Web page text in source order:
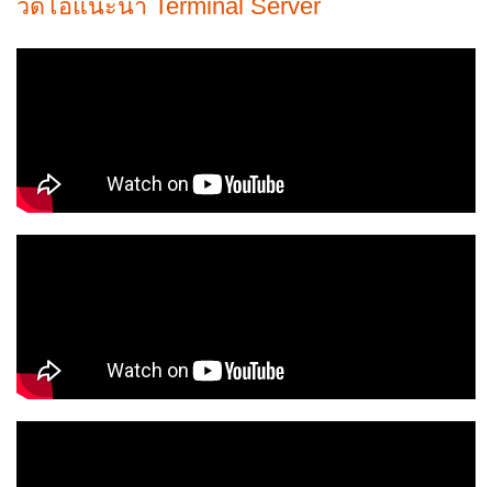
วิดีโอแนะนำ Terminal Server